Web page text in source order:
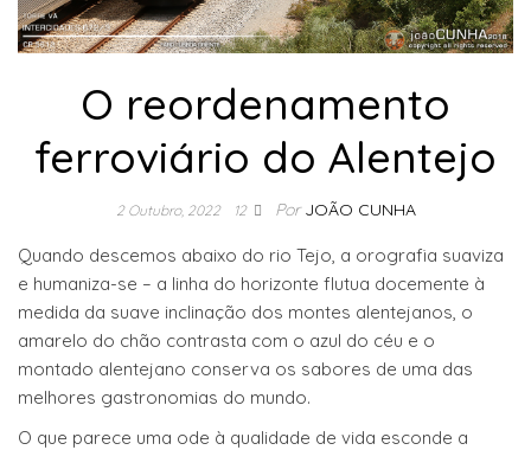
O reordenamento
ferroviário do Alentejo
2 Outubro, 2022 12 Por JOÃO CUNHA
Quando descemos abaixo do rio Tejo, a orografia suaviza
e humaniza-se – a linha do horizonte flutua docemente à
medida da suave inclinação dos montes alentejanos, o
amarelo do chão contrasta com o azul do céu e o
montado alentejano conserva os sabores de uma das
melhores gastronomias do mundo.
O que parece uma ode à qualidade de vida esconde a